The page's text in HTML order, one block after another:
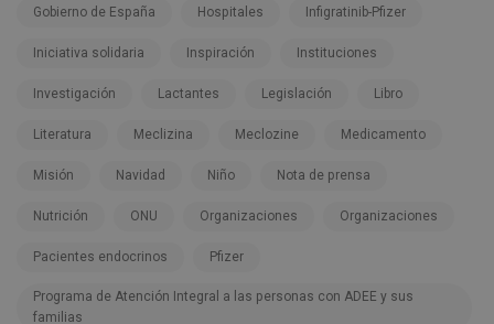
Gobierno de España Hospitales Infigratinib-Pfizer
Iniciativa solidaria Inspiración Instituciones
Investigación Lactantes Legislación Libro
Literatura Meclizina Meclozine Medicamento
Misión Navidad Niño Nota de prensa
Nutrición ONU Organizaciones Organizaciones
Pacientes endocrinos Pfizer
Programa de Atención Integral a las personas con ADEE y sus
familias